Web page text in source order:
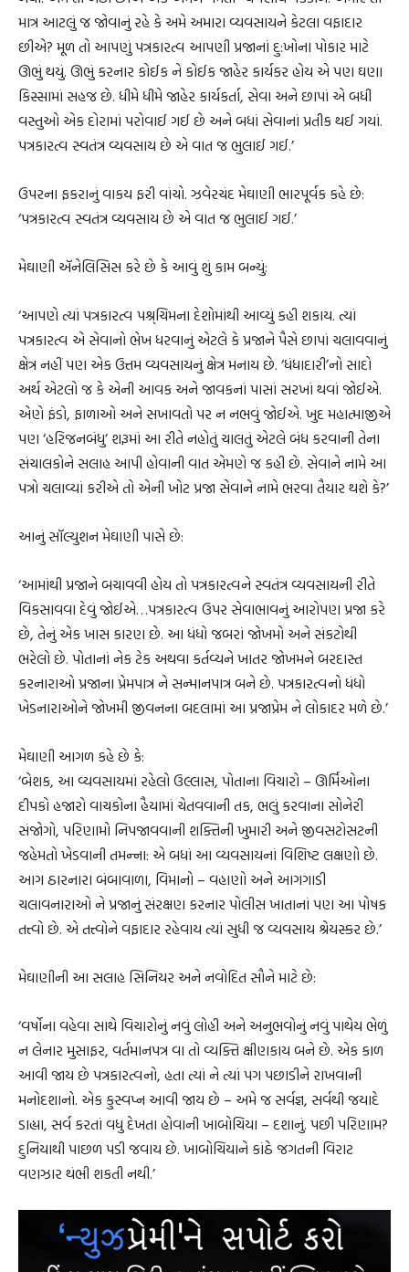
માત્ર આટલું જ જોવાનું રહે કે અમે અમારા વ્યવસાયને કેટલા વફાદાર
છીએ? મૂળ તો આપણું પત્રકારત્વ આપણી પ્રજાનાં દુ:ખોના પોકાર માટે
ઊભું થયું. ઊભું કરનાર કોઈક ને કોઈક જાહેર કાર્યકર હોય એ પણ ઘણા
કિસ્સામાં સહજ છે. ધીમે ધીમે જાહેર કાર્યકર્તા, સેવા અને છાપાં એ બધી
વસ્તુઓ એક દોરામાં પરોવાઈ ગઈ છે અને બધાં સેવાનાં પ્રતીક થઈ ગયાં.
પત્રકારત્વ સ્વતંત્ર વ્યવસાય છે એ વાત જ ભુલાઈ ગઈ.’
ઉપરના ફકરાનું વાકય ફરી વાંચો. ઝવેરચંદ મેઘાણી ભારપૂર્વક કહે છે:
‘પત્રકારત્વ સ્વતંત્ર વ્યવસાય છે એ વાત જ ભુલાઈ ગઈ.’
મેઘાણી ઍનેલિસિસ કરે છે કે આવું શું કામ બન્યું:
‘આપણે ત્યાં પત્રકારત્વ પશ્ર્ચિમના દેશોમાંથી આવ્યું કહી શકાય. ત્યાં
પત્રકારત્વ એ સેવાનો ભેખ ધરવાનું એટલે કે પ્રજાને પૈસે છાપાં ચલાવવાનું
ક્ષેત્ર નહીં પણ એક ઉત્તમ વ્યવસાયનું ક્ષેત્ર મનાય છે. ‘ધંધાદારી’નો સાદો
અર્થ એટલો જ કે એની આવક અને જાવકનાં પાસાં સરખાં થવાં જોઈએ.
એણે ફંડો, ફાળાઓ અને સખાવતો પર ન નભવું જોઈએ. ખુદ મહાત્માજીએ
પણ ‘હરિજનબંધુ’ શરૂમાં આ રીતે નહોતું ચાલતું એટલે બંધ કરવાની તેના
સંચાલકોને સલાહ આપી હોવાની વાત એમણે જ કહી છે. સેવાને નામે આ
પત્રો ચલાવ્યાં કરીએ તો એની ખોટ પ્રજા સેવાને નામે ભરવા તૈયાર થશે કે?’
આનું સૉલ્યુશન મેઘાણી પાસે છે:
‘આમાંથી પ્રજાને બચાવવી હોય તો પત્રકારત્વને સ્વતંત્ર વ્યવસાયની રીતે
વિકસાવવા દેવું જોઈએ…પત્રકારત્વ ઉપર સેવાભાવનું આરોપણ પ્રજા કરે
છે, તેનું એક ખાસ કારણ છે. આ ધંધો જબરાં જોખમો અને સંકટોથી
ભરેલો છે. પોતાનાં નેક ટેક અથવા કર્તવ્યને ખાતર જોખમને બરદાસ્ત
કરનારાઓ પ્રજાના પ્રેમપાત્ર ને સન્માનપાત્ર બને છે. પત્રકારત્વનો ધંધો
ખેડનારાઓને જોખમી જીવનના બદલામાં આ પ્રજાપ્રેમ ને લોકાદર મળે છે.’
મેઘાણી આગળ કહે છે કે:
‘બેશક, આ વ્યવસાયમાં રહેલો ઉલ્લાસ, પોતાના વિચારો – ઊર્મિઓના
દીપકો હજારો વાચકોના હૈયામાં ચેતવવાની તક, ભલું કરવાના સોનેરી
સંજોગો, પરિણામો નિપજાવવાની શક્તિની ખુમારી અને જીવસટોસટની
જહેમતો ખેડવાની તમન્ના: એ બધાં આ વ્યવસાયનાં વિશિષ્ટ લક્ષણો છે.
આગ ઠારનારા બંબાવાળા, વિમાનો – વહાણો અને આગગાડી
ચલાવનારાઓ ને પ્રજાનું સંરક્ષણ કરનાર પોલીસ ખાતાનાં પણ આ પોષક
તત્ત્વો છે. એ તત્ત્વોને વફાદાર રહેવાય ત્યાં સુધી જ વ્યવસાય શ્રેયસ્કર છે.’
મેઘાણીની આ સલાહ સિનિયર અને નવોદિત સૌને માટે છે:
‘વર્ષોના વહેવા સાથે વિચારોનું નવું લોહી અને અનુભવોનું નવું પાથેય ભેળું
ન લેનાર મુસાફર, વર્તમાનપત્ર વા તો વ્યક્તિ ક્ષીણકાય બને છે. એક કાળ
આવી જાય છે પત્રકારત્વનો, હતા ત્યાં ને ત્યાં પગ પછાડીને રાખવાની
મનોદશાનો. એક કુસ્વપ્ન આવી જાય છે – અમે જ સર્વજ્ઞ, સર્વથી જયાદે
ડાહ્યા, સર્વ કરતાં વધુ દેખતા હોવાની ખાબોચિયા – દશાનું. પછી પરિણામ?
દુનિયાથી પાછળ પડી જવાય છે. ખાબોચિયાને કાંઠે જગતની વિરાટ
વણઝાર થંભી શકતી નથી.’